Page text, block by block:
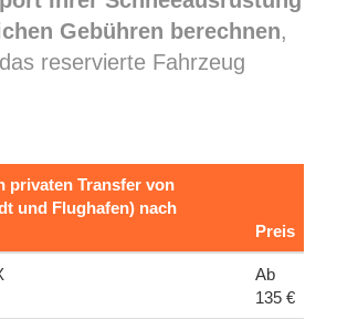
Gebühren berechnen,
reservierte Fahrzeug
privaten Transfer von
und Flughafen) nach
Preis
Ab
135 €